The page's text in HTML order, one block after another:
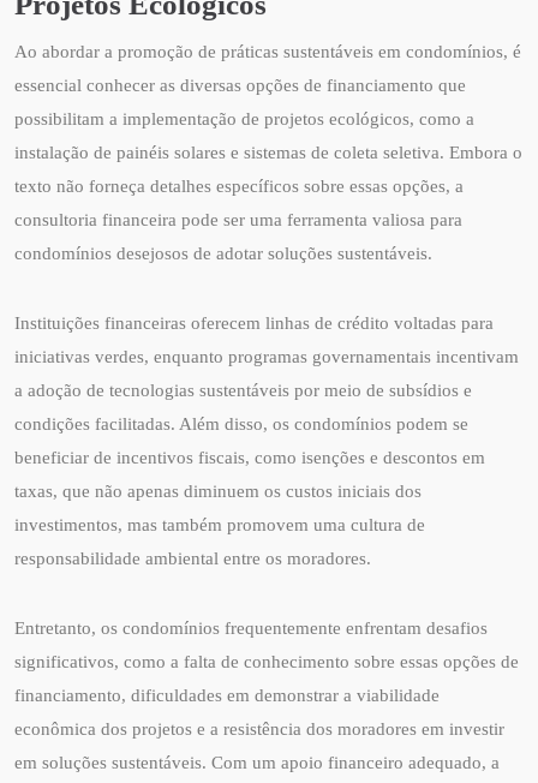
Ao abordar a promoção de práticas sustentáveis em condomínios, é
essencial conhecer as diversas opções de financiamento que
possibilitam a implementação de projetos ecológicos, como a
instalação de painéis solares e sistemas de coleta seletiva. Embora o
texto não forneça detalhes específicos sobre essas opções, a
consultoria financeira pode ser uma ferramenta valiosa para
condomínios desejosos de adotar soluções sustentáveis.
Instituições financeiras oferecem linhas de crédito voltadas para
iniciativas verdes, enquanto programas governamentais incentivam
a adoção de tecnologias sustentáveis por meio de subsídios e
condições facilitadas. Além disso, os condomínios podem se
beneficiar de incentivos fiscais, como isenções e descontos em
taxas, que não apenas diminuem os custos iniciais dos
investimentos, mas também promovem uma cultura de
responsabilidade ambiental entre os moradores.
Entretanto, os condomínios frequentemente enfrentam desafios
significativos, como a falta de conhecimento sobre essas opções de
financiamento, dificuldades em demonstrar a viabilidade
econômica dos projetos e a resistência dos moradores em investir
em soluções sustentáveis. Com um apoio financeiro adequado, a